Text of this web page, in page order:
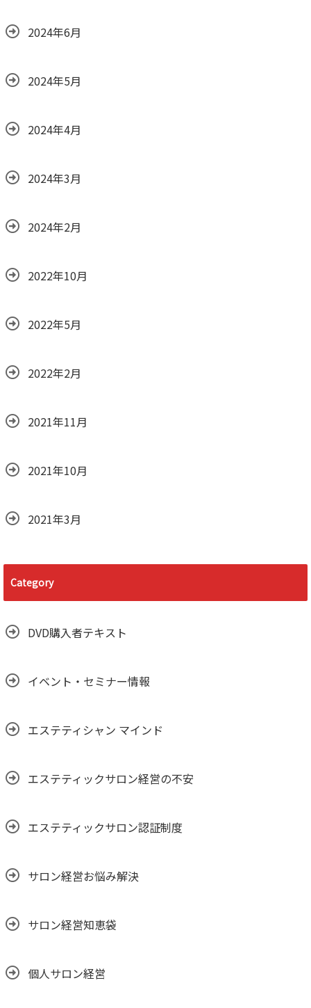
2024年6月
2024年5月
2024年4月
2024年3月
2024年2月
2022年10月
2022年5月
2022年2月
2021年11月
2021年10月
2021年3月
Category
DVD購入者テキスト
イベント・セミナー情報
エステティシャン マインド
エステティックサロン経営の不安
エステティックサロン認証制度
サロン経営お悩み解決
サロン経営知恵袋
個人サロン経営